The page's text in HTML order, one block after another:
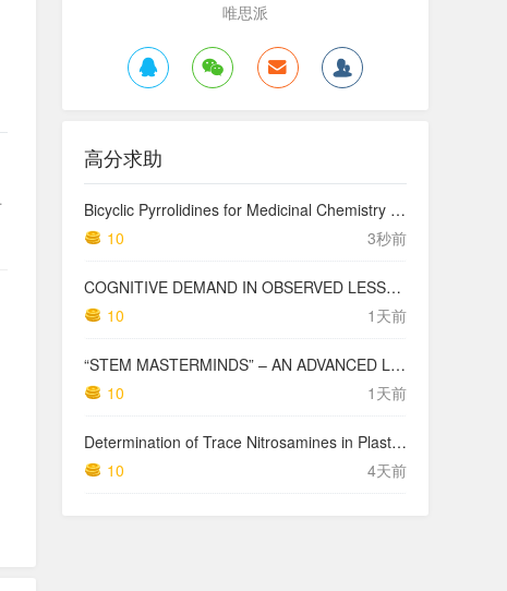
唯思派
高分求助
Bicyclic Pyrrolidines for Medicinal Chemistry via [3 + 2]-Cycloaddition
10
3秒前
COGNITIVE DEMAND IN OBSERVED LESSONS AND NATIONAL TESTING COMPARED TO PISA MATHEMATICS RESULTS IN LATVIA
10
1天前
“STEM MASTERMINDS” – AN ADVANCED LEVEL INTEGRATED STEM CURRICULUM
10
1天前
Determination of Trace Nitrosamines in Plastic Pharmaceutical Packaging Materials
10
4天前